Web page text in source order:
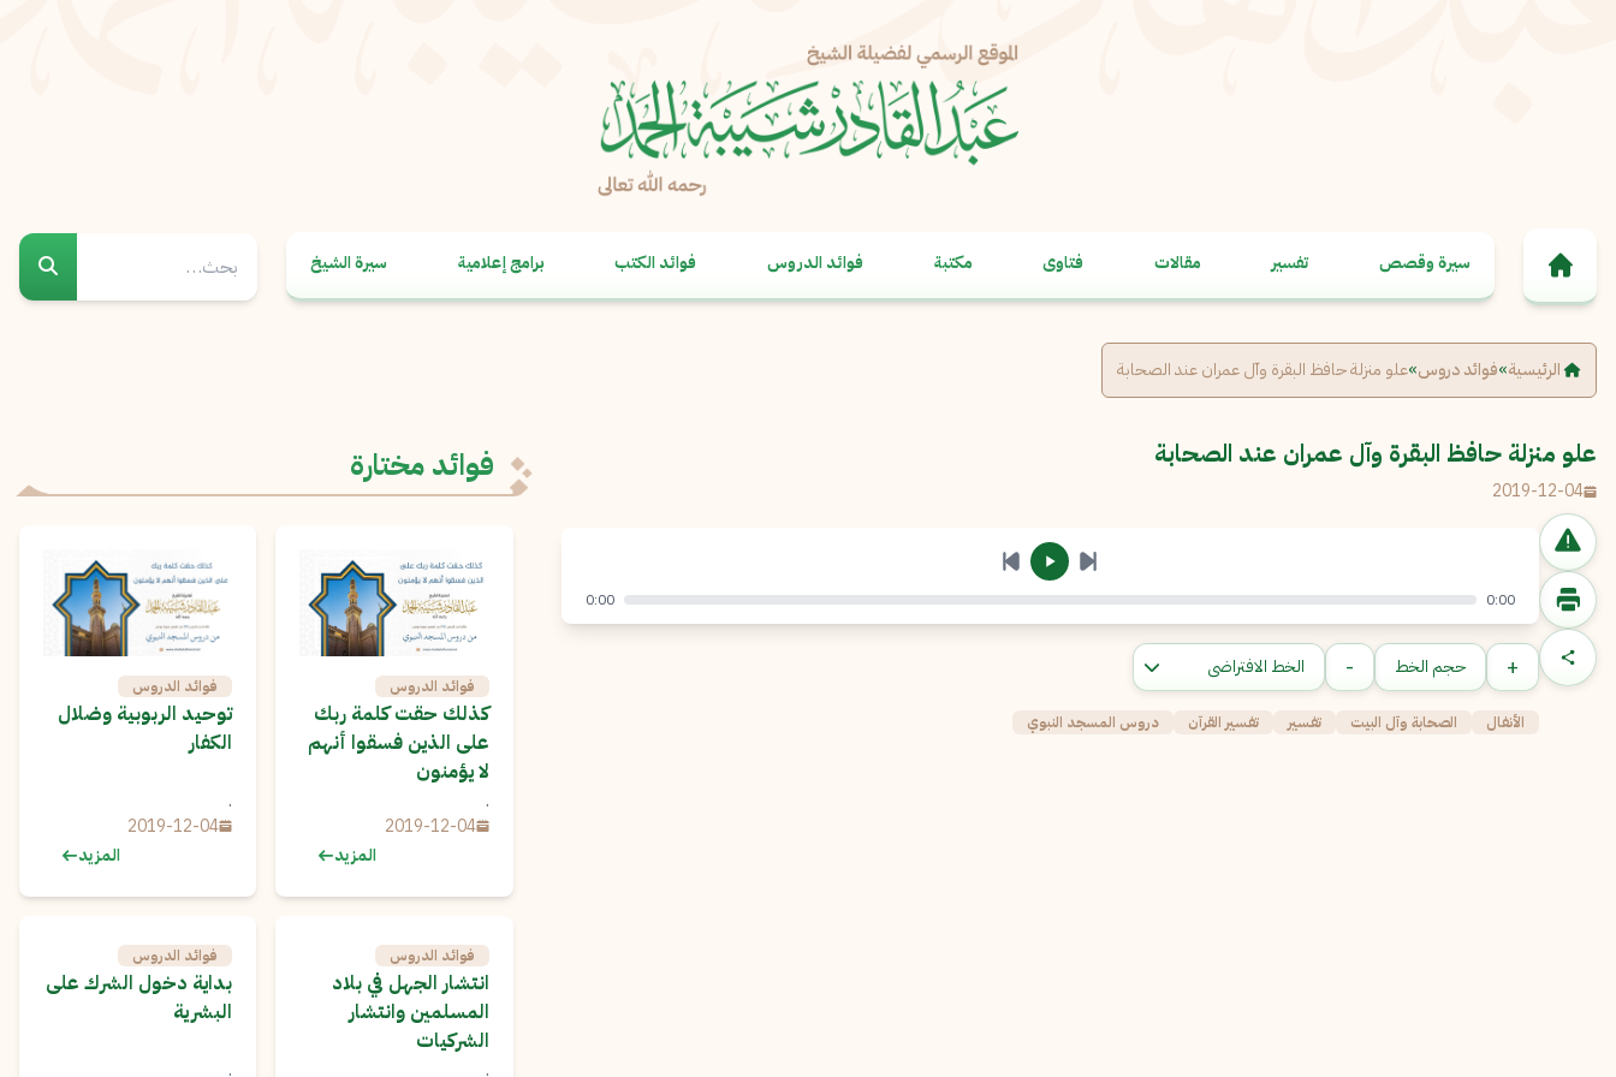
سيرة وقصص تفسير مقالات فتاوى مكتبة فوائد الدروس فوائد الكتب برامج إعلامية سيرة الشيخ
الرئيسية»فوائد دروس»علو منزلة حافظ البقرة وآل عمران عند الصحابة
علو منزلة حافظ البقرة وآل عمران عند الصحابة
2019-12-04
الإبلاغ عن مشكلة
البريد الإلكتروني*
إرسال
نسخ
0:00
0:00
+ حجم الخط -
الأنفال الصحابة وآل البيت تفسير تفسير القرآن دروس المسجد النبوي
فوائد مختارة
فوائد الدروس
كذلك حقت كلمة ربك
على الذين فسقوا أنهم
لا يؤمنون
.
2019-12-04
المزيد
فوائد الدروس
توحيد الربوبية وضلال
الكفار
.
2019-12-04
المزيد
فوائد الدروس
انتشار الجهل في بلاد
المسلمين وانتشار
الشركيات
.
فوائد الدروس
بداية دخول الشرك على
البشرية
.